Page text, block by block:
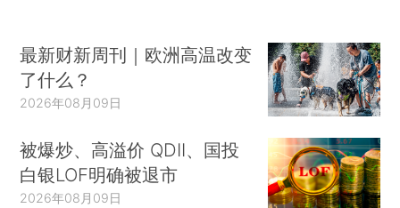
最新财新周刊｜欧洲高温改变
了什么？
2026年08月09日
被爆炒、高溢价 QDII、国投
白银LOF明确被退市
2026年08月09日